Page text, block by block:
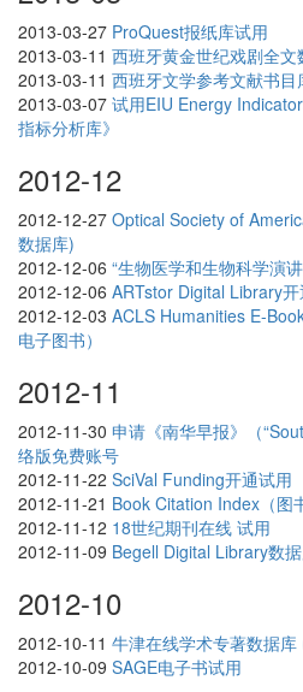
2013-03-27 ProQuest报纸库试用
2013-03-11 西班牙黄金世纪戏剧全文
2013-03-11 西班牙文学参考文献书目
2013-03-07 试用EIU Energy
指标分析库》
2012-12
2012-12-27 Optical Society of
数据库)
2012-12-06 “生物医学和生物科学演
2012-12-06 ARTstor Digital Library
2012-12-03 ACLS Humanities E-
电子图书）
2012-11
2012-11-30 申请《南华早报》（
络版免费账号
2012-11-22 SciVal Funding开通试用
2012-11-21 Book Citation Index（图
2012-11-12 18世纪期刊在线 试用
2012-11-09 Begell Digital Library数
2012-10
2012-10-11 牛津在线学术专著数据
2012-10-09 SAGE电子书试用